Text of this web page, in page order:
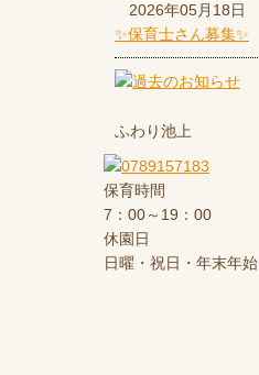
2026年05月18日
✨保育士さん募集✨
ふわり池上
保育時間
7：00～19：00
休園日
日曜・祝日・年末年始